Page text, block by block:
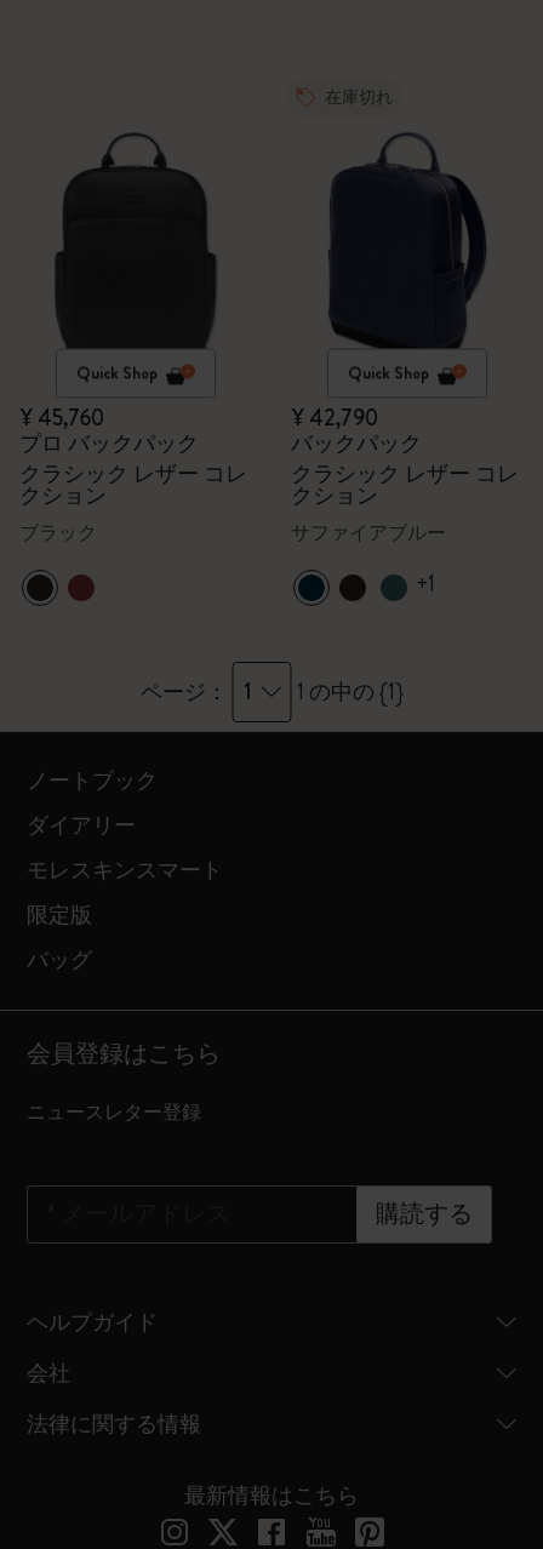
Quick Shop
¥ 45,760
プロ バックパック
クラシック レザー コレ
クション
ブラック
在庫切れ
Quick Shop
¥ 42,790
バックパック
クラシック レザー コレ
クション
サファイアブルー
+1
ページ： 1 1 の中の {1}
ノートブック
ダイアリー
モレスキンスマート
限定版
バッグ
会員登録はこちら
ニュースレター登録
購読する
ヘルプガイド
会社
法律に関する情報
最新情報はこちら